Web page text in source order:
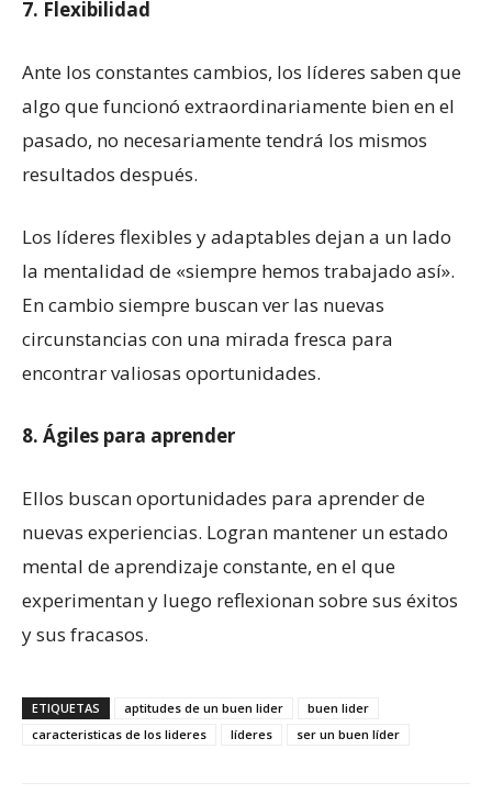
7. Flexibilidad
Ante los constantes cambios, los líderes saben que
algo que funcionó extraordinariamente bien en el
pasado, no necesariamente tendrá los mismos
resultados después.
Los líderes flexibles y adaptables dejan a un lado
la mentalidad de «siempre hemos trabajado así».
En cambio siempre buscan ver las nuevas
circunstancias con una mirada fresca para
encontrar valiosas oportunidades.
8. Ágiles para aprender
Ellos buscan oportunidades para aprender de
nuevas experiencias. Logran mantener un estado
mental de aprendizaje constante, en el que
experimentan y luego reflexionan sobre sus éxitos
y sus fracasos.
ETIQUETAS aptitudes de un buen lider
buen lider
caracteristicas de los lideres
líderes ser un buen líder